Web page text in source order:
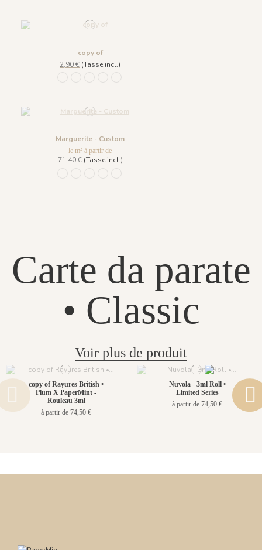
copy of
2,90 € (Tasse incl.)
Marguerite - Custom
le m² à partir de
71,40 €(Tasse incl.)
Carte da parate
• Classic
Voir plus de produit
copy of Rayures British •
Plum X PaperMint -
Rouleau 3ml
à partir de 74,50 €
Nuvola - 3ml Roll •
Limited Series
à partir de 74,50 €